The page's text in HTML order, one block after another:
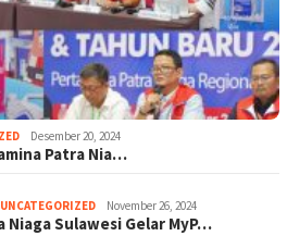
Desember 20, 2024
Patra Nia…
UNCATEGORIZED November 26, 2024
Niaga Sulawesi Gelar MyP…